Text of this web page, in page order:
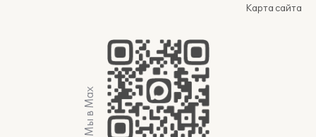
Карта сайта
Мы в Max